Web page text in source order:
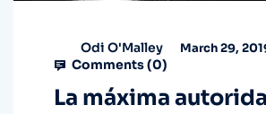
Odi O'Malley March 29,
Comments (0)
La máxima